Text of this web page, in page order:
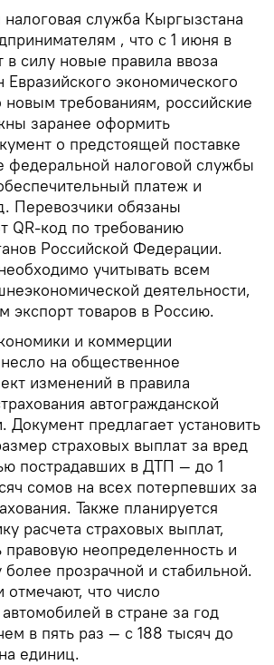
налоговая служба Кыргызстана
, что с 1 июня в
в силу новые правила ввоза
Евразийского экономического
новым требованиям, российские
заранее оформить
о предстоящей поставке
федеральной налоговой службы
платеж и
Перевозчики обязаны
QR-код по требованию
Российской Федерации.
учитывать всем
деятельности,
экспорт товаров в Россию.
и коммерции
на общественное
изменений в правила
автогражданской
Документ предлагает установить
страховых выплат за вред
пострадавших в ДТП — до 1
сомов на всех потерпевших за
Также планируется
расчета страховых выплат,
правовую неопределенность и
более прозрачной и стабильной.
что число
в стране за год
в пять раз — с 188 тысяч до
единиц.